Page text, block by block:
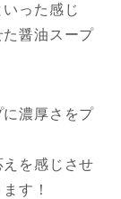
った感じ
醤油スープ
濃厚さをプ
を感じさせ
す！